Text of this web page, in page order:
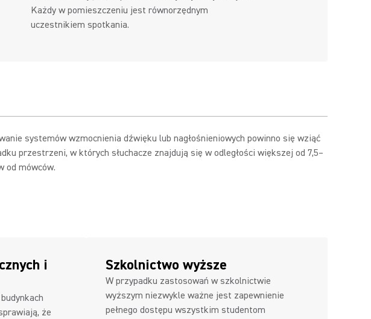
Każdy w pomieszczeniu jest równorzędnym
uczestnikiem spotkania.
systemów wzmocnienia dźwięku lub nagłośnieniowych powinno się wziąć
przestrzeni, w których słuchacze znajdują się w odległości większej od 7,5–
od mówców.
i
że
Szkolnictwo wyższe
W przypadku zastosowań w szkolnictwie
wyższym niezwykle ważne jest zapewnienie
pełnego dostępu wszystkim studentom